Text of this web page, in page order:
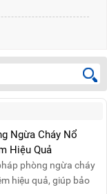
Ngừa Cháy Nổ
Hiệu Quả
phòng ngừa cháy
hiệu quả, giúp bảo